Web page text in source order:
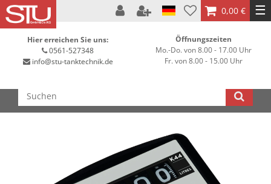
0,00 € ☰
Hier erreichen Sie uns:
0561-527348
info@stu-tanktechnik.de
Öffnungszeiten
Mo.-Do. von 8.00 - 17.00 Uhr
Fr. von 8.00 - 15.00 Uhr